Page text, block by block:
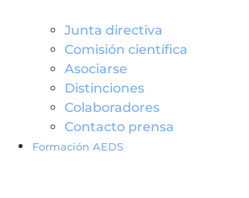
Junta directiva
Comisión científica
Asociarse
Distinciones
Colaboradores
Contacto prensa
Formación AEDS